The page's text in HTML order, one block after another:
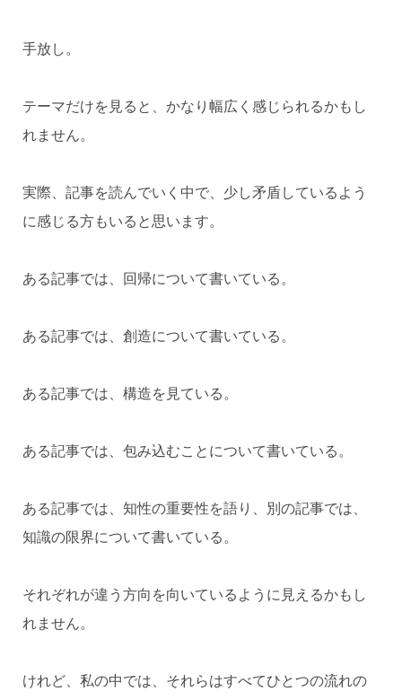
手放し。
テーマだけを見ると、かなり幅広く感じられるかもし
れません。
実際、記事を読んでいく中で、少し矛盾しているよう
に感じる方もいると思います。
ある記事では、回帰について書いている。
ある記事では、創造について書いている。
ある記事では、構造を見ている。
ある記事では、包み込むことについて書いている。
ある記事では、知性の重要性を語り、別の記事では、
知識の限界について書いている。
それぞれが違う方向を向いているように見えるかもし
れません。
けれど、私の中では、それらはすべてひとつの流れの